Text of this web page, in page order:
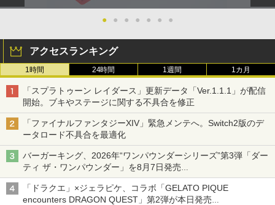
● ● ● ● ● ● ●
アクセスランキング
1時間 24時間 1週間 1カ月
「スプラトゥーン レイダース」更新データ「Ver.1.1.1」が配信
開始。ブキやステージに関する不具合を修正
「ファイナルファンタジーXIV」緊急メンテへ。Switch2版のデ
ータロード不具合を最適化
バーガーキング、2026年“ワンパウンダーシリーズ”第3弾「ダー
ティ ザ・ワンパウンダー」を8月7日発売
「特製ガーリックマヨソース」を使用した超大型チーズバーガー
「ドラクエ」×ジェラピケ、コラボ「GELATO PIQUE
encounters DRAGON QUEST」第2弾が本日発売